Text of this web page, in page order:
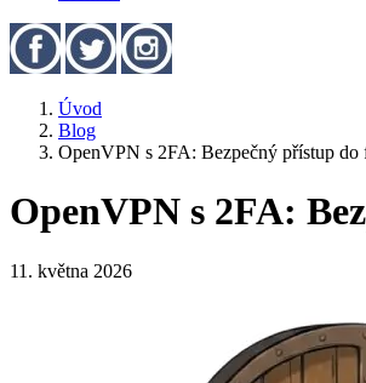
Úvod
Blog
OpenVPN s 2FA: Bezpečný přístup
OpenVPN s 2FA:
11. května 2026